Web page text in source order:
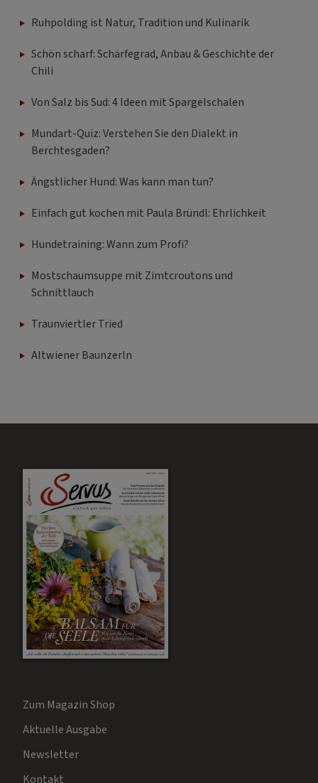
Ruhpolding ist Natur, Tradition und Kulinarik
Schön scharf: Schärfegrad, Anbau & Geschichte der
Chili
Von Salz bis Sud: 4 Ideen mit Spargelschalen
Mundart-Quiz: Verstehen Sie den Dialekt in
Berchtesgaden?
Ängstlicher Hund: Was kann man tun?
Einfach gut kochen mit Paula Bründl: Ehrlichkeit
Hundetraining: Wann zum Profi?
Mostschaumsuppe mit Zimtcroutons und
Schnittlauch
Traunviertler Tried
Altwiener Baunzerln
Zum Magazin Shop
Aktuelle Ausgabe
Newsletter
Kontakt